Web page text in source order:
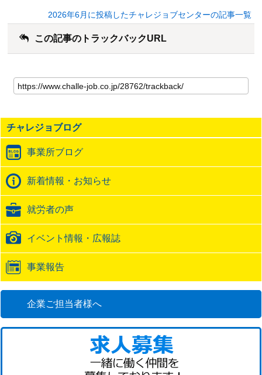
2026年6月に投稿したチャレジョブセンターの記事一覧
この記事のトラックバックURL
の
記
の
ト
ッ
ク
バ
ッ
URL
チャレジョブログ
事業所ブログ
新着情報・お知らせ
就労者の声
イベント情報・広報誌
事業報告
企業ご担当者様へ